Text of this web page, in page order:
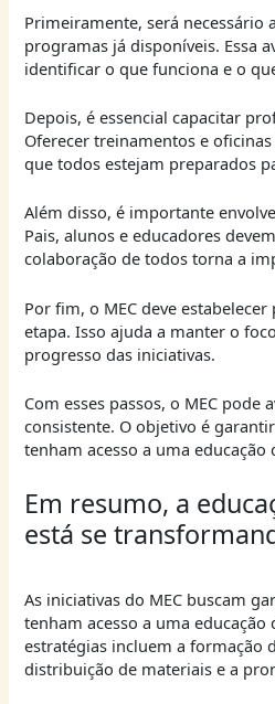
Primeiramente, será necessário
programas já disponíveis. Essa
identificar o que funciona e o
Depois, é essencial capacitar
Oferecer treinamentos e
que todos estejam preparados
Além disso, é importante
Pais, alunos e educadores
colaboração de todos torna a
Por fim, o MEC deve
etapa. Isso ajuda a manter o
progresso das iniciativas.
Com esses passos, o MEC pode
consistente. O objetivo é
tenham acesso a uma educação
Em resumo, a
está se
As iniciativas do MEC buscam
tenham acesso a uma educação
estratégias incluem a formação
distribuição de materiais e a